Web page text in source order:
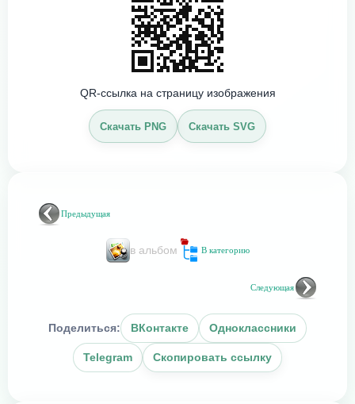
QR-ссылка на страницу изображения
Скачать PNG Скачать SVG
Предыдущая
в альбом В категорию
Следующая
Поделиться: ВКонтакте Одноклассники
Telegram Скопировать ссылку